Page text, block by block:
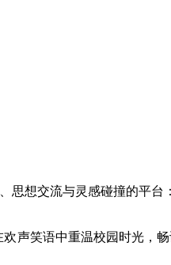
思想交流与灵感碰撞的平
欢声笑语中重温校园时光，